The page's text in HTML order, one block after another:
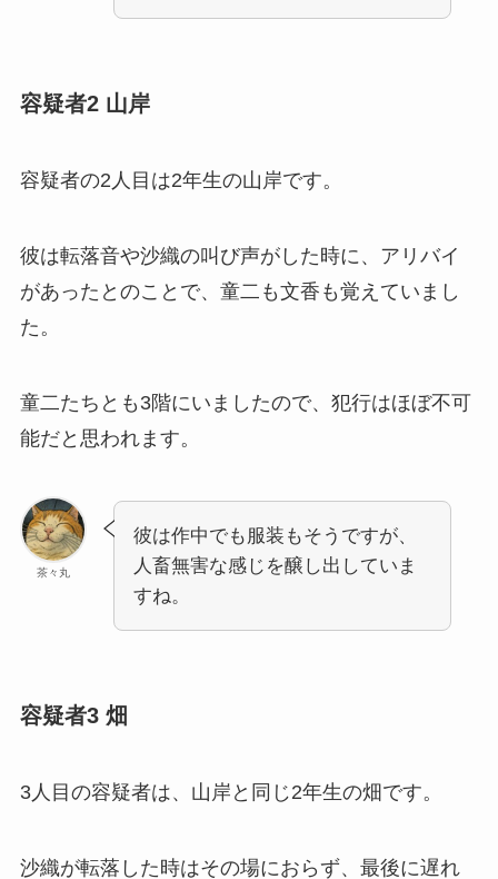
容疑者2 山岸
容疑者の2人目は2年生の山岸です。
彼は転落音や沙織の叫び声がした時に、アリバイ
があったとのことで、童二も文香も覚えていまし
た。
童二たちとも3階にいましたので、犯行はほぼ不可
能だと思われます。
茶々丸
彼は作中でも服装もそうですが、
人畜無害な感じを醸し出していま
すね。
容疑者3 畑
3人目の容疑者は、山岸と同じ2年生の畑です。
沙織が転落した時はその場におらず、最後に遅れ